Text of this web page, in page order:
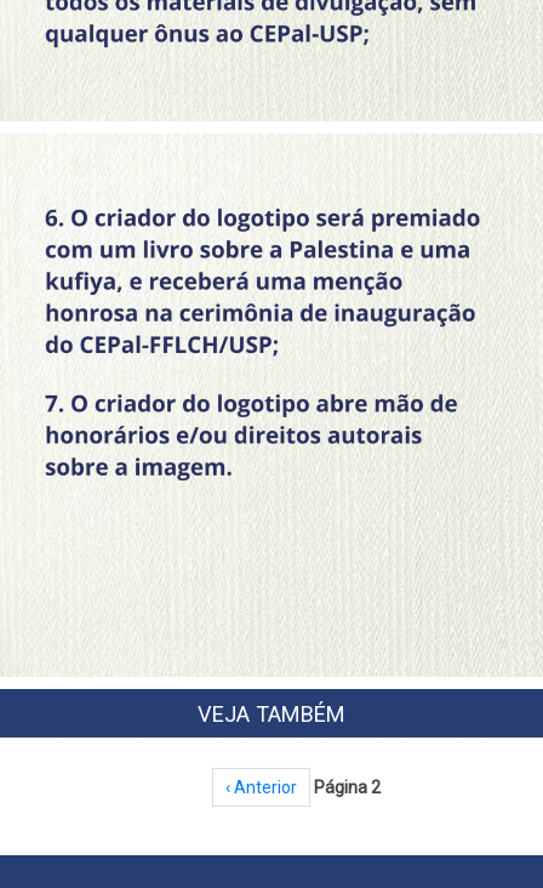
VEJA TAMBÉM
Página anterior
‹ Anterior Página 2